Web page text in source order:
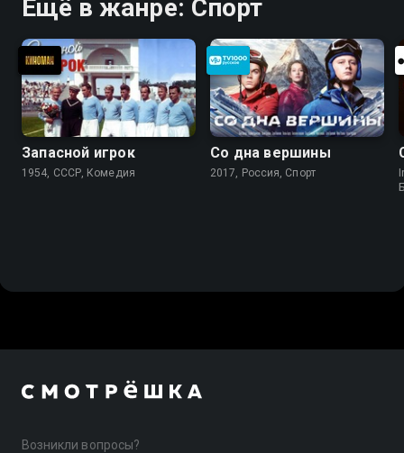
Ещё в жанре: Спорт
Запасной игрок
1954, СССР, Комедия
Со дна вершины
2017, Россия, Спорт
Возникли вопросы?